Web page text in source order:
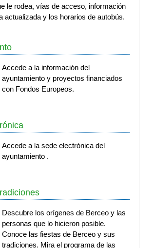
le rodea, vías de acceso, información
actualizada y los horarios de autobús.
Accede a la información del
ayuntamiento y proyectos financiados
con Fondos Europeos.
Accede a la sede electrónica del
ayuntamiento .
Descubre los orígenes de Berceo y las
personas que lo hicieron posible.
Conoce las fiestas de Berceo y sus
tradiciones. Mira el programa de las